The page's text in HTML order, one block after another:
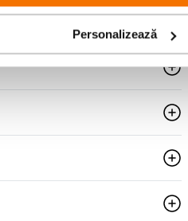
Personalizează